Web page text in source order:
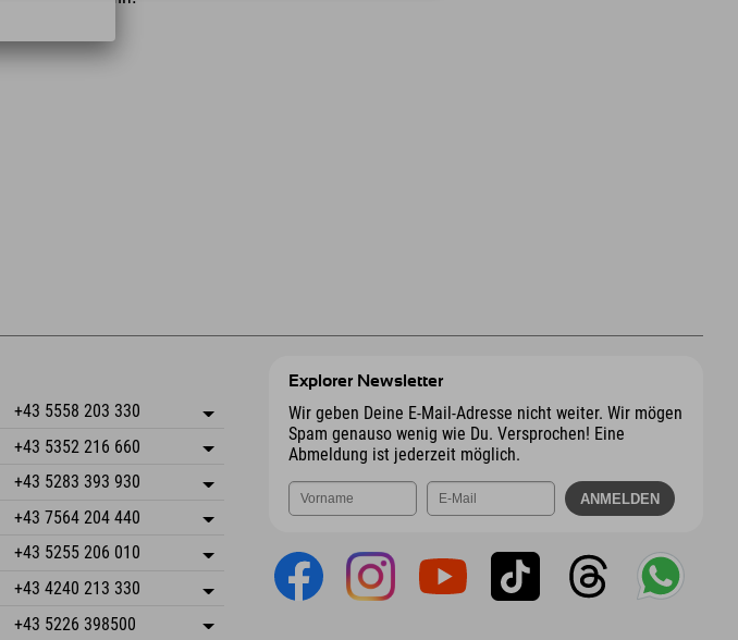
+43 5558 203 330
Adresse speichern
Buchen
+43 5352 216 660
Adresse speichern
Buchen
+43 5283 393 930
Adresse speichern
Buchen
+43 7564 204 440
Adresse speichern
Buchen
+43 5255 206 010
Adresse speichern
Buchen
+43 4240 213 330
Adresse speichern
+43 5226 398500
Explorer Newsletter
Wir geben Deine E-Mail-Adresse nicht weiter. Wir mögen
Spam genauso wenig wie Du. Versprochen! Eine
Abmeldung ist jederzeit möglich.